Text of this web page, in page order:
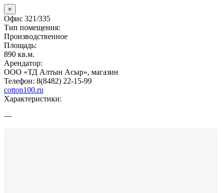
×
Офис 321/335
Тип помещения:
Производственное
Площадь:
890 кв.м.
Арендатор:
ООО «ТД Алтын Асыр», магазин
Телефон: 8(8482) 22-15-99
cotton100.ru
Характеристики:
—